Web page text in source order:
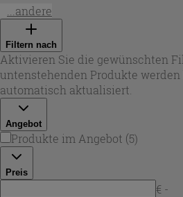
sichtbar bleiben. In dieser
Lösungen für die Dusche sowie
Badewanne – ideal, wenn Sie ein
Designkonzept umsetzen
Sie zwischen Einhebelmischern
Steuerung und
Temperatur. Bei Iperceramica
moderne Renovierungen und
lassen.
...andere
Filtern nach
Aktivieren Sie die gewünschten
untenstehenden Produkte werden
automatisch aktualisiert.
Angebot
Produkte im Angebot (5)
Preis
€ -